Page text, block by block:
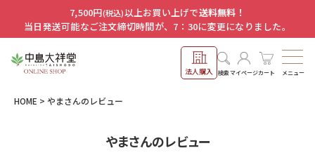
7,500円(税込)以上お買い上げで送料無料！
当日発送可能なご注文締切時間が、7：30に変更になりました。
法人購入 検索マイページカート メニュー
HOME やまさんのレビュー
やまさんのレビュー